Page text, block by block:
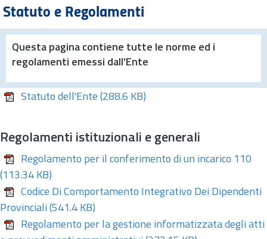
Statuto e Regolamenti
Questa pagina contiene tutte le norme ed i
regolamenti emessi dall'Ente
Statuto dell'Ente (288.6 KB)
Regolamenti istituzionali e generali
Regolamento per il conferimento di un incarico 110
(113.34 KB)
Codice Di Comportamento Integrativo Dei Dipendenti
Provinciali (541.4 KB)
Regolamento per la gestione informatizzata degli atti